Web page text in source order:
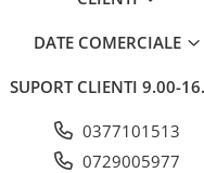
DATE COMERCIALE
SUPORT CLIENTI 9.00-
0377101513
0729005977